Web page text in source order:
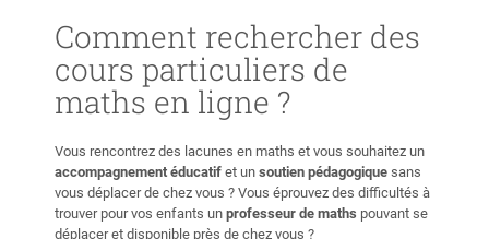
niveau et la formule choisie. 🚀 Faites la différence et
atteignez vos objectifs avec un accompagnement de
qualité, porté par une expérience de terrain concrète !
plaisir le deuxième cours.
”
Comment rechercher des
cours particuliers de
maths en ligne ?
Vous rencontrez des lacunes en maths et vous souhaitez un
accompagnement éducatif et un soutien pédagogique sans
vous déplacer de chez vous ? Vous éprouvez des difficultés à
trouver pour vos enfants un professeur de maths pouvant se
déplacer et disponible près de chez vous ?